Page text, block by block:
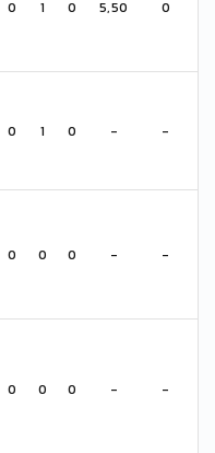
0 1 0 5,50 0
0 1 0 - -
0 0 0 - -
0 0 0 - -